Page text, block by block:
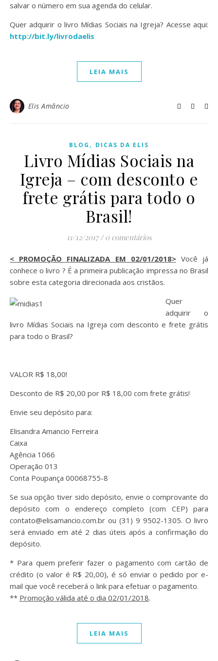
salvar o número em sua agenda do celular.
Quer adquirir o livro Mídias Sociais na Igreja? Acesse aqui:
http://bit.ly/livrodaelis
LEIA MAIS
Elis Amâncio
BLOG , DICAS DA ELIS
Livro Mídias Sociais na
Igreja – com desconto e
frete grátis para todo o
Brasil!
11/12/2017 / 0 comentários
< PROMOÇÃO FINALIZADA EM 02/01/2018>Você já
conhece o livro ? É a primeira publicação impressa no Brasil
sobre esta categoria direcionada aos cristãos.
Quer
adquirir o
livro Mídias Sociais na Igreja com desconto e frete grátis
para todo o Brasil?
VALOR R$ 18,00!
Desconto de R$ 20,00 por R$ 18,00 com frete grátis!
Envie seu depósito para:
Elisandra Amancio Ferreira
Caixa
Agência 1066
Operação 013
Conta Poupança 00068755-8
Se sua opção tiver sido depósito, envie o comprovante do
depósito com o endereço completo (com CEP) para
contato@elisamancio.com.br ou (31) 9 9502-1305. O livro
será enviado em até 2 dias úteis após a confirmação do
depósito.
* Para quem preferir fazer o pagamento com cartão de
crédito (o valor é R$ 20,00), é só enviar o pedido por e-
mail que você receberá o link para efetuar o pagamento.
** Promoção válida até o dia 02/01/2018.
LEIA MAIS